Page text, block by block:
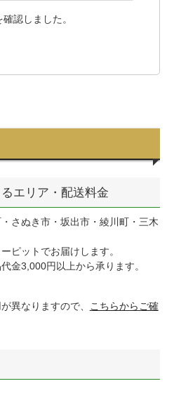
認しました。
エリア・配送料金
さぬき市・坂出市・綾川町・三木
ピットでお届けします。
金3,000円以上から承ります。
異なりますので、
こちらからご確